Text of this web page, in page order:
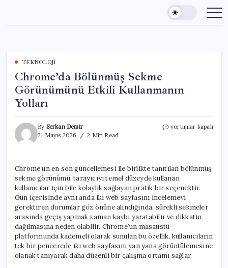
content
TEKNOLOJI
Chrome’da Bölünmüş Sekme
Görünümünü Etkili Kullanmanın
Yolları
By Serkan Demir
21 Mayıs 2026
2 Min Read
Chrome’da
Kullanmanın
Yolları
için
yorumlar kapalı
Chrome’un en son güncellemesi ile birlikte tanıtılan bölünmüş
sekme görünümü, tarayıcıyı temel düzeyde kullanan
kullanıcılar için bile kolaylık sağlayan pratik bir seçenektir.
Gün içerisinde aynı anda iki web sayfasını incelemeyi
gerektiren durumlar göz önüne alındığında, sürekli sekmeler
arasında geçiş yapmak zaman kaybı yaratabilir ve dikkatin
dağılmasına neden olabilir. Chrome’un masaüstü
platformunda kademeli olarak sunulan bu özellik, kullanıcıların
tek bir pencerede iki web sayfasını yan yana görüntülemesine
olanak tanıyarak daha düzenli bir çalışma ortamı sağlar.